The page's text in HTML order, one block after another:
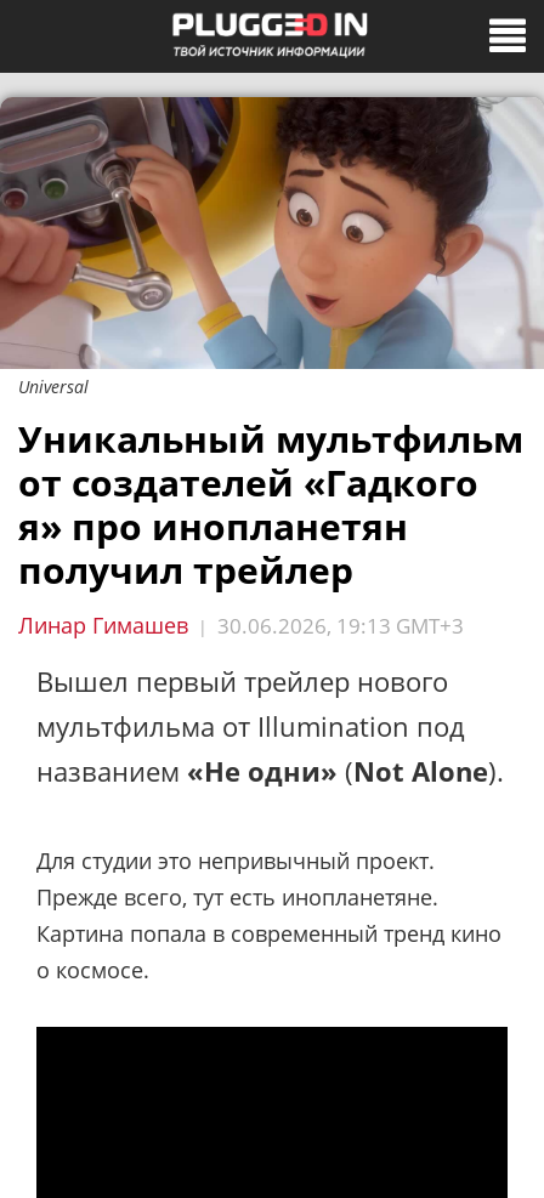
Universal
Уникальный мультфильм
от создателей «Гадкого
я» про инопланетян
получил трейлер
Линар Гимашев | 30.06.2026, 19:13 GMT+3
Вышел первый трейлер нового
мультфильма от Illumination под
названием «Не одни» (Not Alone).
Для студии это непривычный проект.
Прежде всего, тут есть инопланетяне.
Картина попала в современный тренд кино
о космосе.